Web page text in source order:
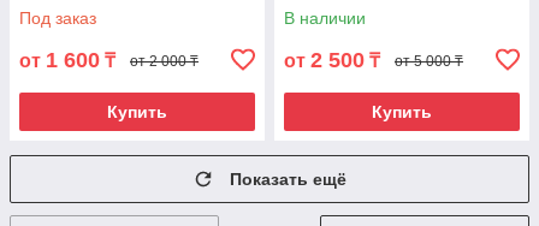
Под заказ
от 1 600 ₸ от 2 000 ₸
Купить
В наличии
от 2 500 ₸ от 5 000 ₸
Купить
Показать ещё